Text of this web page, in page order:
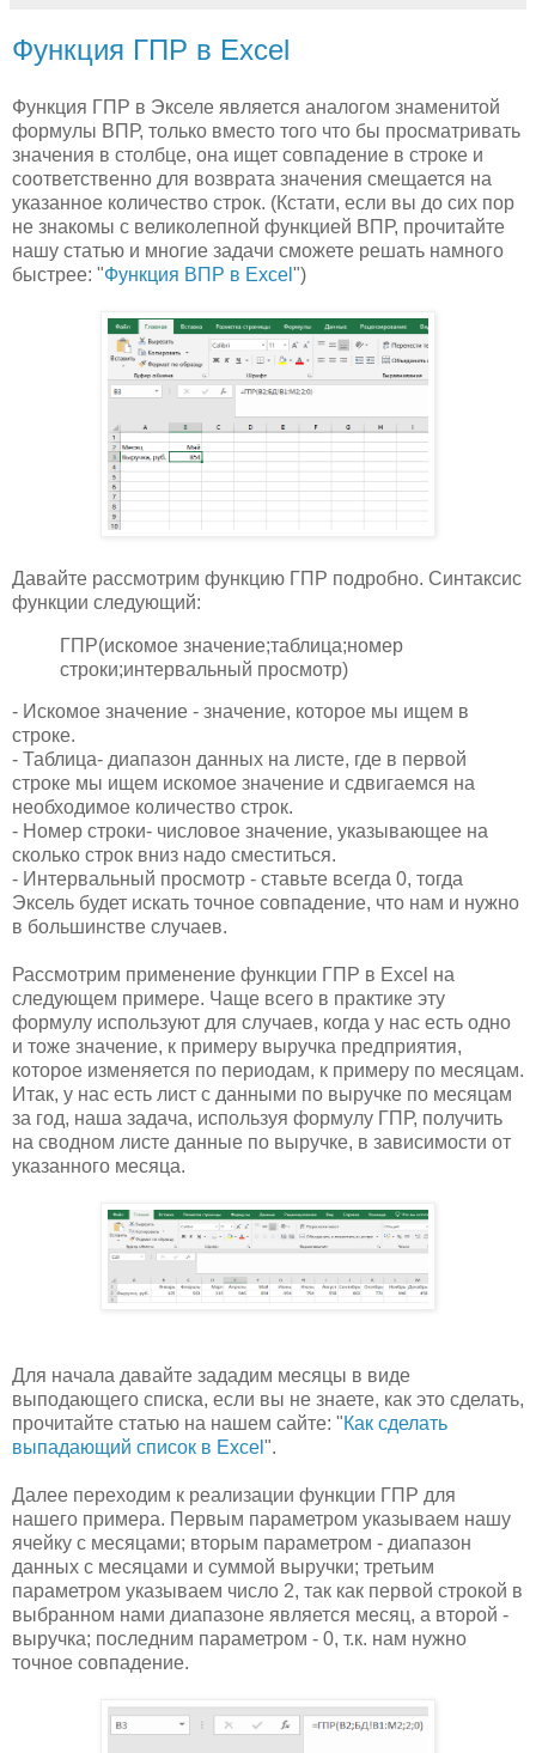
Функция ГПР в Excel
Функция ГПР в Экселе является аналогом знаменитой
формулы ВПР, только вместо того что бы просматривать
значения в столбце, она ищет совпадение в строке и
соответственно для возврата значения смещается на
указанное количество строк. (Кстати, если вы до сих пор
не знакомы с великолепной функцией ВПР, прочитайте
нашу статью и многие задачи сможете решать намного
быстрее: "Функция ВПР в Excel ")
Давайте рассмотрим функцию ГПР подробно. Синтаксис
функции следующий:
ГПР(искомое значение;таблица;номер
строки;интервальный просмотр)
- Искомое значение - значение, которое мы ищем в
строке.
- Таблица- диапазон данных на листе, где в первой
строке мы ищем искомое значение и сдвигаемся на
необходимое количество строк.
- Номер строки- числовое значение, указывающее на
сколько строк вниз надо сместиться.
- Интервальный просмотр - ставьте всегда 0, тогда
Эксель будет искать точное совпадение, что нам и нужно
в большинстве случаев.
Рассмотрим применение функции ГПР в Excel на
следующем примере. Чаще всего в практике эту
формулу используют для случаев, когда у нас есть одно
и тоже значение, к примеру выручка предприятия,
которое изменяется по периодам, к примеру по месяцам.
Итак, у нас есть лист с данными по выручке по месяцам
за год, наша задача, используя формулу ГПР, получить
на сводном листе данные по выручке, в зависимости от
указанного месяца.
Для начала давайте зададим месяцы в виде
выподающего списка, если вы не знаете, как это сделать,
прочитайте статью на нашем сайте: "Как сделать
выпадающий список в Excel ".
Далее переходим к реализации функции ГПР для
нашего примера. Первым параметром указываем нашу
ячейку с месяцами; вторым параметром - диапазон
данных с месяцами и суммой выручки; третьим
параметром указываем число 2, так как первой строкой в
выбранном нами диапазоне является месяц, а второй -
выручка; последним параметром - 0, т.к. нам нужно
точное совпадение.